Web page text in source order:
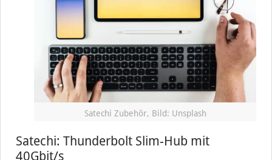
Satechi Zubehör, Bild: Unsplash
Satechi: Thunderbolt Slim-Hub mit
40Gbit/s